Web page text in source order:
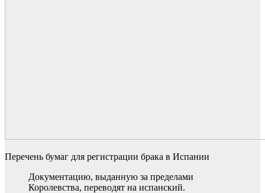
Перечень бумаг для регистрации брака в Испании
Документацию, выданную за пределами
Королевства, переводят на испанский.